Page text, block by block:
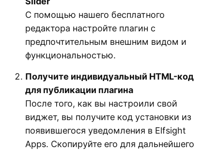
С помощью нашего бесплатного
редактора настройте плагин с
предпочтительным внешним видом и
функциональностью.
Получите индивидуальный HTML-код
для публикации плагина
После того, как вы настроили свой
виджет, вы получите код установки из
появившегося уведомления в Elfsight
Apps. Скопируйте его для дальнейшего